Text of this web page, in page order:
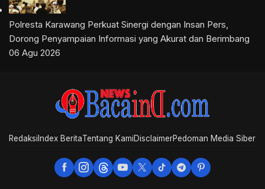
Polresta Karawang Perkuat Sinergi dengan Insan Pers,
Dorong Penyampaian Informasi yang Akurat dan Berimbang
06 Agu 2026
Redaksi Index BeritaTentang KamiDisclaimerPedoman Media Siber